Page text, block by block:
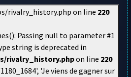
rivalry_history.php on line 220
string is deprecated in
rivalry_history.phpon line 220
'Je viens de gagner sur